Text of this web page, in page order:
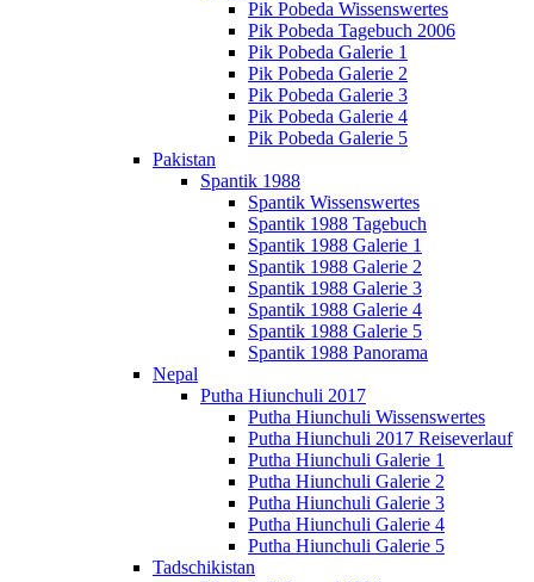
Pik Pobeda Wissenswertes
Pik Pobeda Tagebuch 2006
Pik Pobeda Galerie 1
Pik Pobeda Galerie 2
Pik Pobeda Galerie 3
Pik Pobeda Galerie 4
Pik Pobeda Galerie 5
Pakistan
Spantik 1988
Spantik Wissenswertes
Spantik 1988 Tagebuch
Spantik 1988 Galerie 1
Spantik 1988 Galerie 2
Spantik 1988 Galerie 3
Spantik 1988 Galerie 4
Spantik 1988 Galerie 5
Spantik 1988 Panorama
Nepal
Putha Hiunchuli 2017
Putha Hiunchuli Wissenswertes
Putha Hiunchuli 2017 Reiseverlauf
Putha Hiunchuli Galerie 1
Putha Hiunchuli Galerie 2
Putha Hiunchuli Galerie 3
Putha Hiunchuli Galerie 4
Putha Hiunchuli Galerie 5
Tadschikistan